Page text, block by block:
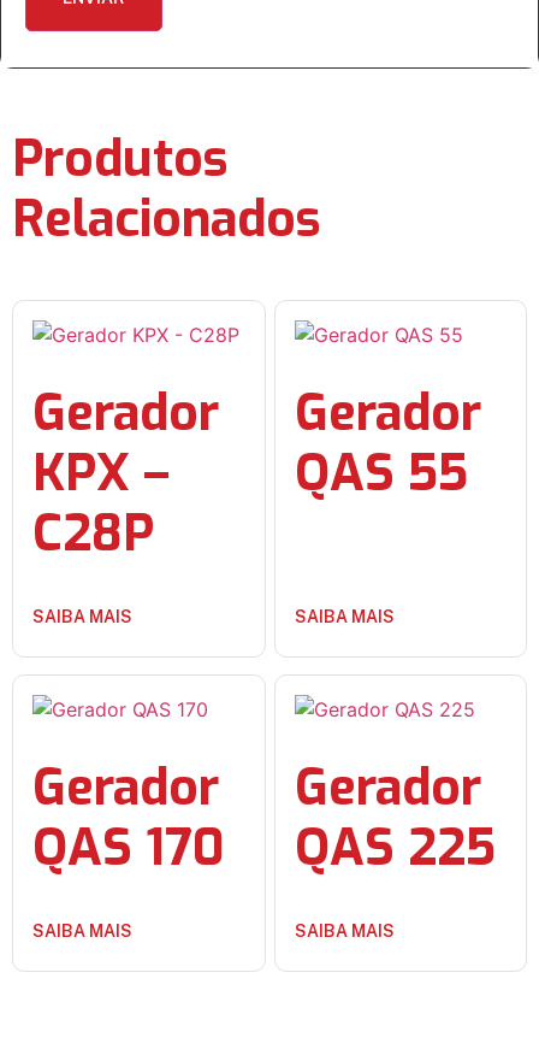
Produtos
Relacionados
Gerador
KPX –
C28P
SAIBA MAIS
Gerador
QAS 55
SAIBA MAIS
Gerador
QAS 170
SAIBA MAIS
Gerador
QAS 225
SAIBA MAIS